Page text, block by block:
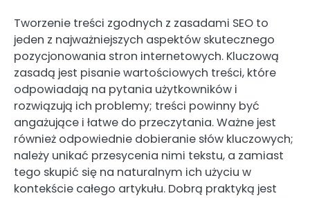
Tworzenie treści zgodnych z zasadami SEO to
jeden z najważniejszych aspektów skutecznego
pozycjonowania stron internetowych. Kluczową
zasadą jest pisanie wartościowych treści, które
odpowiadają na pytania użytkowników i
rozwiązują ich problemy; treści powinny być
angażujące i łatwe do przeczytania. Ważne jest
również odpowiednie dobieranie słów kluczowych;
należy unikać przesycenia nimi tekstu, a zamiast
tego skupić się na naturalnym ich użyciu w
kontekście całego artykułu. Dobrą praktyką jest